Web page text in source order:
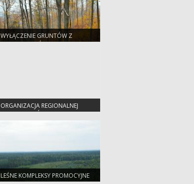
WYŁĄCZENIE GRUNTÓW Z
PRODUKCJI LEŚNEJ
ORGANIZACJA REGIONALNEJ
DYREKCJI LASÓW
PAŃSTWOWYCH W KRAKOWIE
LEŚNE KOMPLEKSY PROMOCYJNE